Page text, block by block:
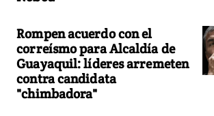
Rompen acuerdo con el
correísmo para Alcaldía de
Guayaquil: líderes arremeten
contra candidata
"chimbadora"